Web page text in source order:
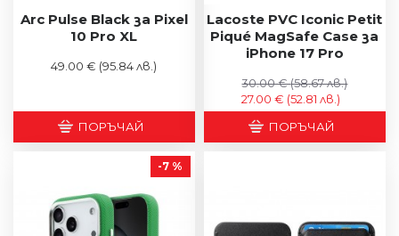
Arc Pulse Black за Pixel
10 Pro XL
49.00 € (95.84 лв.)
ПОРЪЧАЙ
Lacoste PVC Iconic Petit
Piqué MagSafe Case за
iPhone 17 Pro
27.00 € (52.81 лв.)
30.00 €(58.67 лв.)
ПОРЪЧАЙ
-7 %